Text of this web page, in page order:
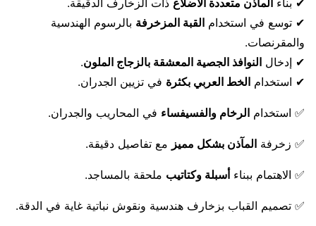
✔ بناء المآذن متعددة الأضلاع ذات الزخارف الدقيقة.
✔ توسع في استخدام القبة المزخرفة بالرسوم الهندسية
والمقرنصات.
✔ إدخال النوافذ الجصية المعشقة بالزجاج الملون.
✔ استخدام الخط العربي بكثرة في تزيين الجدران.
✅ استخدام الرخام والفسيفساء في المحاريب والجدران.
✅ زخرفة المآذن بشكل مميز مع تفاصيل دقيقة.
✅ الاهتمام ببناء أسبلة وكتاتيب ملحقة بالمساجد.
✅ تصميم القباب بزخارف هندسية ونقوش نباتية غاية في الدقة.